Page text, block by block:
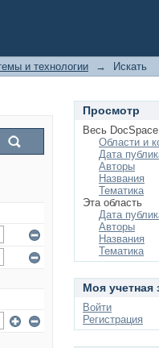
и технологии → Искать
Просмотр
Весь DocSpace
Области и
Дата
Авторы
Названия
Тематика
Эта область
Дата
Авторы
Названия
Тематика
Моя учетная
Войти
Регистрация